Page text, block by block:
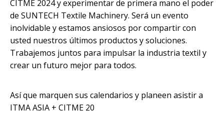
CITME 2024 y experimentar de primera mano el poder
de SUNTECH Textile Machinery. Será un evento
inolvidable y estamos ansiosos por compartir con
usted nuestros últimos productos y soluciones.
Trabajemos juntos para impulsar la industria textil y
crear un futuro mejor para todos.
Así que marquen sus calendarios y planeen asistir a
ITMA ASIA + CITME 20